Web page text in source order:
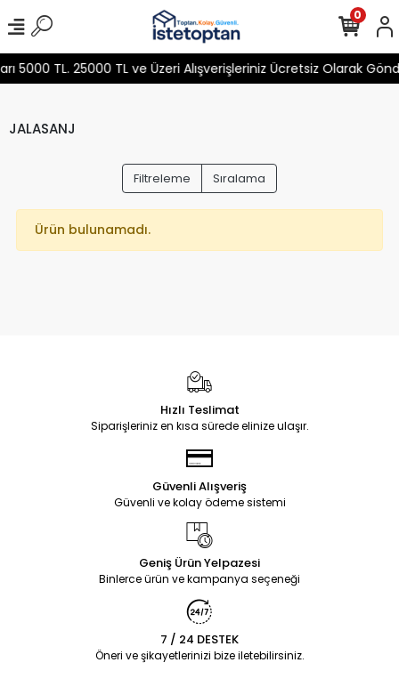
5000 TL. 25000 TL ve Üzeri Alışverişleriniz Ücretsiz Olarak
0
JALASANJ
Filtreleme Sıralama
Ürün bulunamadı.
Hızlı Teslimat
Siparişleriniz en kısa sürede elinize ulaşır.
Güvenli Alışveriş
Güvenli ve kolay ödeme sistemi
Geniş Ürün Yelpazesi
Binlerce ürün ve kampanya seçeneği
7 / 24 DESTEK
Öneri ve şikayetlerinizi bize iletebilirsiniz.